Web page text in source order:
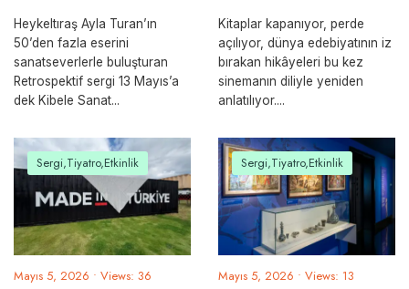
Heykeltıraş Ayla Turan’ın
50’den fazla eserini
sanatseverlerle buluşturan
Retrospektif sergi 13 Mayıs’a
dek Kibele Sanat...
Kitaplar kapanıyor, perde
açılıyor, dünya edebiyatının iz
bırakan hikâyeleri bu kez
sinemanın diliyle yeniden
anlatılıyor....
Sergi,Tiyatro,Etkinlik
Mayıs 5, 2026 • Views: 36
Sergi,Tiyatro,Etkinlik
Mayıs 5, 2026 • Views: 13